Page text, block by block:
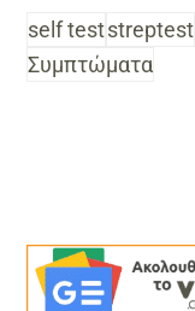
self teststreptest
Συμπτώματα